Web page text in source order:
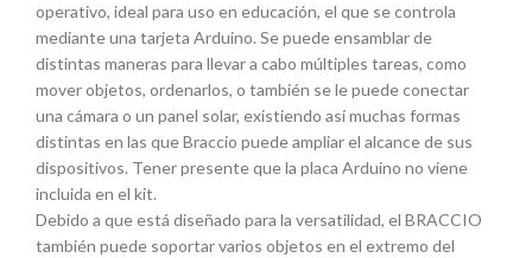
operativo, ideal para uso en educación, el que se controla
mediante una tarjeta Arduino. Se puede ensamblar de
distintas maneras para llevar a cabo múltiples tareas, como
mover objetos, ordenarlos, o también se le puede conectar
una cámara o un panel solar, existiendo así muchas formas
distintas en las que Braccio puede ampliar el alcance de sus
dispositivos. Tener presente que la placa Arduino no viene
incluida en el kit.
Debido a que está diseñado para la versatilidad, el BRACCIO
también puede soportar varios objetos en el extremo del